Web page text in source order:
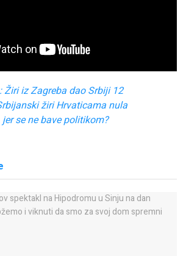
Žiri iz Zagreba dao Srbiji 12
žiri Hrvaticama nula
se ne bave politikom?